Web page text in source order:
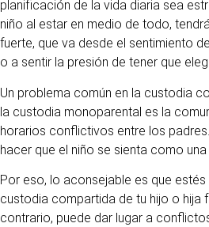
planificación de la vida diaria sea
niño al estar en medio de todo,
fuerte, que va desde el sentimiento
o a sentir la presión de tener que
Un problema común en la custodia
la custodia monoparental es la
horarios conflictivos entre los
hacer que el niño se sienta como
Por eso, lo aconsejable es que
custodia compartida de tu hijo o hija
contrario, puede dar lugar a